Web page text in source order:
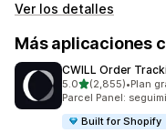
Ver los detalles
Más aplicaciones
CWILL Order
5.0de 5 estrellas
(2,855)
2855 reseñas en
•Plan
Parcel Panel:
Built for Shopify